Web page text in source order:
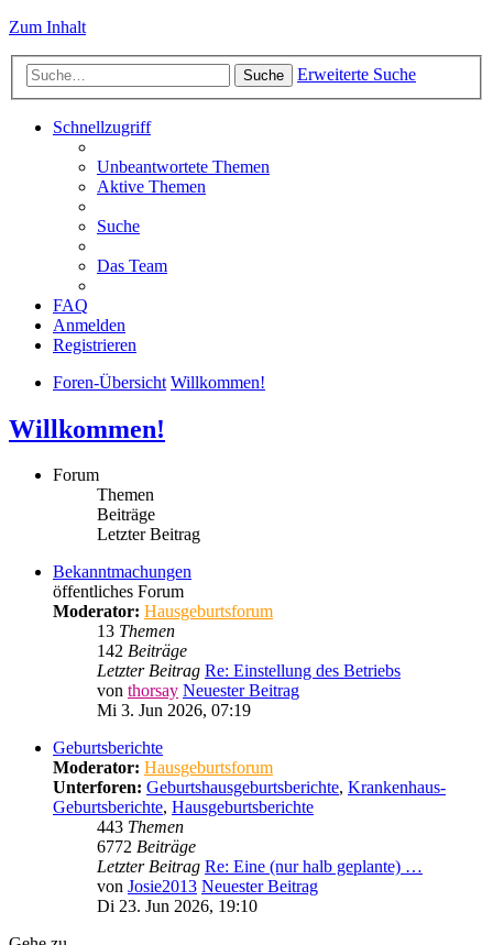
Zum Inhalt
Suche Erweiterte Suche
Schnellzugriff
Unbeantwortete Themen
Aktive Themen
Suche
Das Team
FAQ
Anmelden
Registrieren
Foren-Übersicht Willkommen!
Willkommen!
Forum
Themen
Beiträge
Letzter Beitrag
Bekanntmachungen
öffentliches Forum
Moderator: Hausgeburtsforum
13 Themen
142 Beiträge
Letzter Beitrag Re: Einstellung des Betriebs
von thorsay Neuester Beitrag
Mi 3. Jun 2026, 07:19
Geburtsberichte
Moderator: Hausgeburtsforum
Unterforen: Geburtshausgeburtsberichte, Krankenhaus-
Geburtsberichte, Hausgeburtsberichte
443 Themen
6772 Beiträge
Letzter Beitrag Re: Eine (nur halb geplante) …
von Josie2013 Neuester Beitrag
Di 23. Jun 2026, 19:10